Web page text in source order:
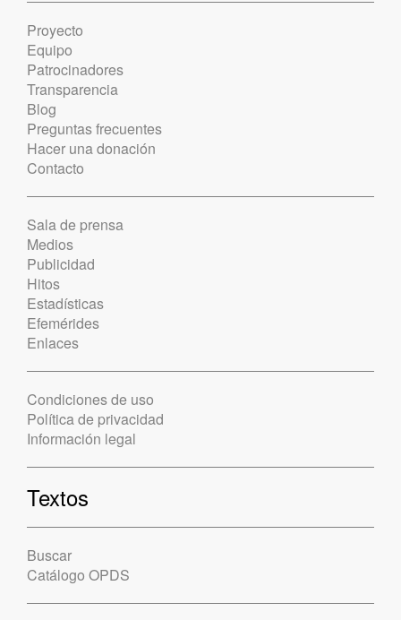
Proyecto
Equipo
Patrocinadores
Transparencia
Blog
Preguntas frecuentes
Hacer una donación
Contacto
Sala de prensa
Medios
Publicidad
Hitos
Estadísticas
Efemérides
Enlaces
Condiciones de uso
Política de privacidad
Información legal
Textos
Buscar
Catálogo OPDS